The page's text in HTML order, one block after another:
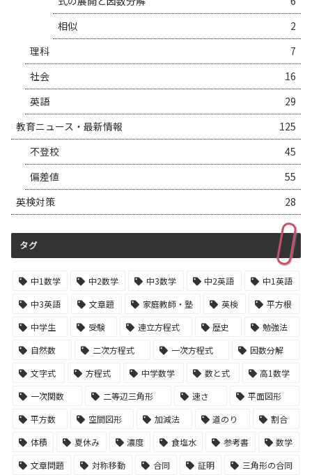
相似
2
理科
7
社会
16
英語
29
教育ニュース・最新情報
125
不登校
45
偏差値
55
英検対策
28
タグ
中1数学 中2数学 中3数学 中2英語
中1英語
中3英語
文章題 家庭教師・塾 英検
平方根
中学生
受験 連立方程式 歴史
勉強法
自然数
二次方程式 一次方程式
因数分解
文字式
方程式 中学数学 数と式
高1数学
一次関数
二等辺三角形 速さ
平面図形
平方数
空間図形 加減法 道のり
割合
体積
夏休み 濃度 食塩水 参考書
数学
文章問題
対称移動 合同 証明
三角形の合同